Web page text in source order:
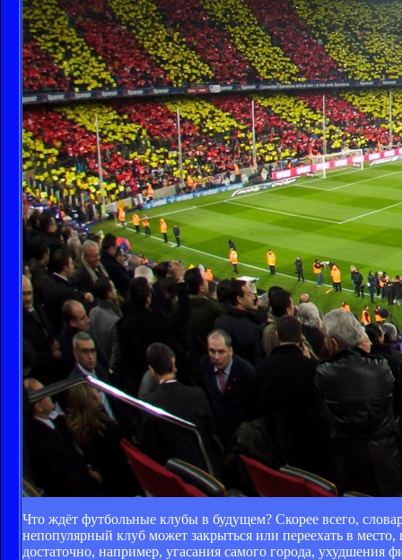
Что ждёт футбольные клубы в будущем? Скорее всего,
непопулярный клуб может закрыться или переехать в
достаточно, например, угасания самого города, ухудшения